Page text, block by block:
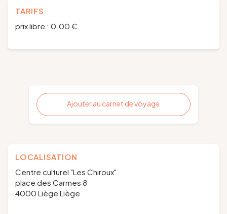
TARIFS
prix libre : 0.00 €.
Ajouter au carnet de voyage
LOCALISATION
Centre culturel "Les Chiroux"
place des Carmes 8
4000 Liège Liège